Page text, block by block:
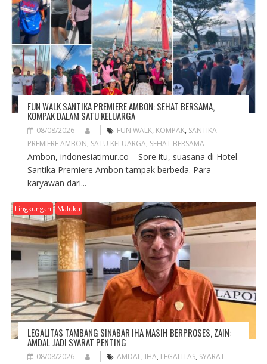
O
FUN WALK SANTIKA PREMIERE AMBON: SEHAT BERSAMA,
KOMPAK DALAM SATU KELUARGA
08/08/2026 FUN WALK, KOMPAK, SANTIKA
PREMIERE AMBON, SATU KELUARGA, SEHAT BERSAMA
Ambon, indonesiatimur.co – Sore itu, suasana di Hotel
Santika Premiere Ambon tampak berbeda. Para
karyawan dari...
Lingkungan Maluku
LEGALITAS TAMBANG SINABAR IHA MASIH BERPROSES, ZAIN:
AMDAL JADI SYARAT PENTING
08/08/2026 AMDAL, IHA, LEGALITAS, SYARAT